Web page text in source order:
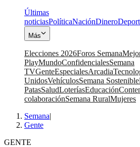
Últimas
noticiasPolíticaNaciónDinero
Más
Elecciones 2026Foros Semana
PlayMundoConfidencialesSemana
TVGenteEspecialesArcadia
UnidosVehículosSemana Sostenible
PatasSaludLoteríasEducación
colaboraciónSemana RuralMujeres
Semana|
Gente
GENTE